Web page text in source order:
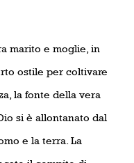
marito e moglie, in
ostile per coltivare
la fonte della vera
si è allontanato dal
e la terra. La